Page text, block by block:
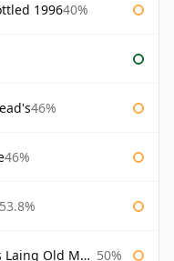
199640%
46%
46%
53.8%
Old Malt Cask 50%